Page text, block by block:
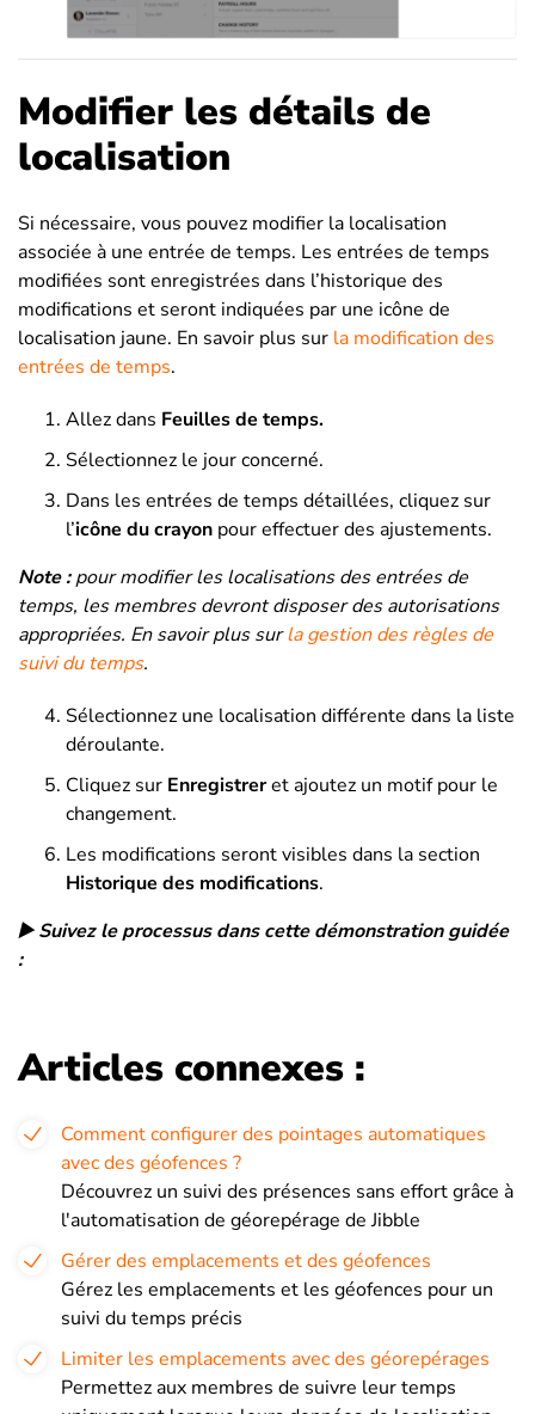
Modifier les détails de
localisation
Si nécessaire, vous pouvez modifier la localisation
associée à une entrée de temps. Les entrées de temps
modifiées sont enregistrées dans l’historique des
modifications et seront indiquées par une icône de
localisation jaune. En savoir plus sur la modification des
entrées de temps.
Allez dans Feuilles de temps.
Sélectionnez le jour concerné.
Dans les entrées de temps détaillées, cliquez sur
l’icône du crayon pour effectuer des ajustements.
Note :pour modifier les localisations des entrées de
temps, les membres devront disposer des autorisations
appropriées. En savoir plus surla gestion des règles de
suivi du temps.
Sélectionnez une localisation différente dans la liste
déroulante.
Cliquez sur Enregistreret ajoutez un motif pour le
changement.
Les modifications seront visibles dans la section
Historique des modifications.
▶️ Suivez le processus dans cette démonstration guidée
:
Articles connexes :
Comment configurer des pointages automatiques
avec des géofences ?
Découvrez un suivi des présences sans effort grâce à
l'automatisation de géorepérage de Jibble
Gérer des emplacements et des géofences
Gérez les emplacements et les géofences pour un
suivi du temps précis
Limiter les emplacements avec des géorepérages
Permettez aux membres de suivre leur temps